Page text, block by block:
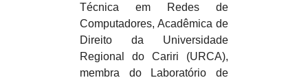
Técnica em Redes de
Computadores, Acadêmica de
Direito da Universidade
Regional do Cariri (URCA),
membra do Laboratório de